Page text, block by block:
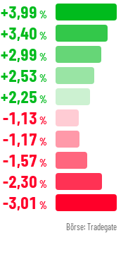
+3,99 %
+3,40 %
+2,99 %
+2,53 %
+2,25 %
-1,13 %
-1,17 %
-1,57 %
-2,30 %
-3,01 %
Börse: Tradegate